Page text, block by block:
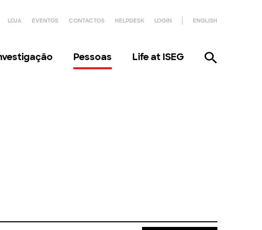
LOJA EVENTOS CONTACTOS HELPDESK LOGIN ENGLISH
Pessoas Life at ISEG